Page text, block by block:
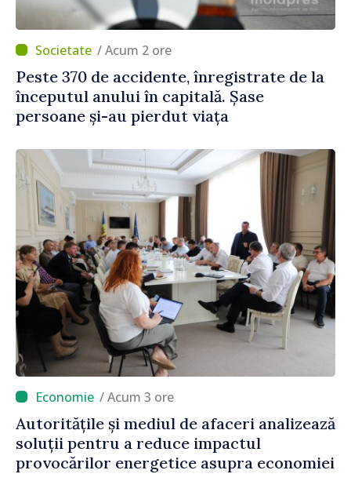
/ Acum 2 ore
Peste 370 de accidente, înregistrate de la
începutul anului în capitală. Șase
persoane și-au pierdut viața
/ Acum 3 ore
Autoritățile și mediul de afaceri analizează
soluții pentru a reduce impactul
provocărilor energetice asupra economiei